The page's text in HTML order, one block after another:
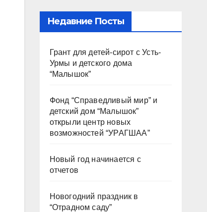
Недавние Посты
Грант для детей-сирот с Усть-
Урмы и детского дома
“Малышок”
Фонд “Справедливый мир” и
детский дом “Малышок”
открыли центр новых
возможностей “УРАГШАА”
Новый год начинается с
отчетов
Новогодний праздник в
“Отрадном саду”